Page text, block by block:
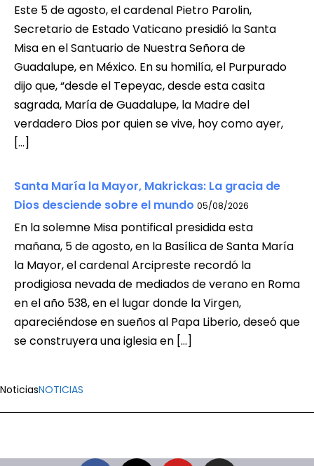
Este 5 de agosto, el cardenal Pietro Parolin,
Secretario de Estado Vaticano presidió la Santa
Misa en el Santuario de Nuestra Señora de
Guadalupe, en México. En su homilía, el Purpurado
dijo que, “desde el Tepeyac, desde esta casita
sagrada, María de Guadalupe, la Madre del
verdadero Dios por quien se vive, hoy como ayer,
[…]
Santa María la Mayor, Makrickas: La gracia de
Dios desciende sobre el mundo 05/08/2026
En la solemne Misa pontifical presidida esta
mañana, 5 de agosto, en la Basílica de Santa María
la Mayor, el cardenal Arcipreste recordó la
prodigiosa nevada de mediados de verano en Roma
en el año 538, en el lugar donde la Virgen,
apareciéndose en sueños al Papa Liberio, deseó que
se construyera una iglesia en […]
NoticiasNOTICIAS